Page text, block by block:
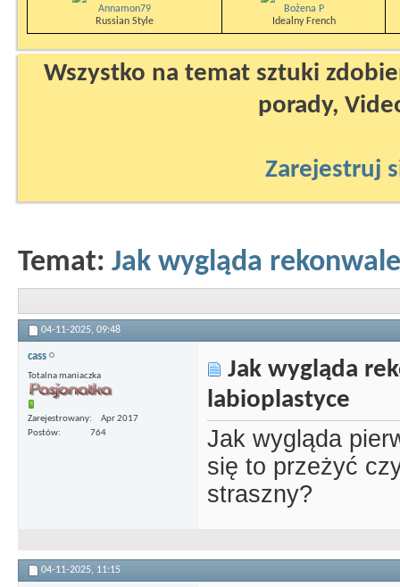
Annamon79
Russian Style
Bożena P
Idealny French
Wszystko na temat sztuki
porady,
Zarejestruj
Temat: Jak wygląda
04-11-2025, 09:48
cass
Totalna maniaczka
Zarejestrowany
Apr 2017
Postów
764
Jak wygląda
labioplastyce
Jak wygląda
się to przeżyć
straszny?
04-11-2025, 11:15